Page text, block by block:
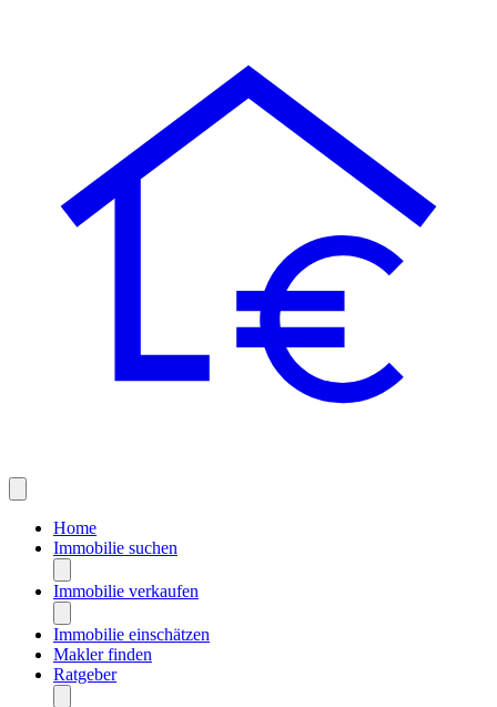
Home
Immobilie suchen
Immobilie verkaufen
Immobilie einschätzen
Makler finden
Ratgeber